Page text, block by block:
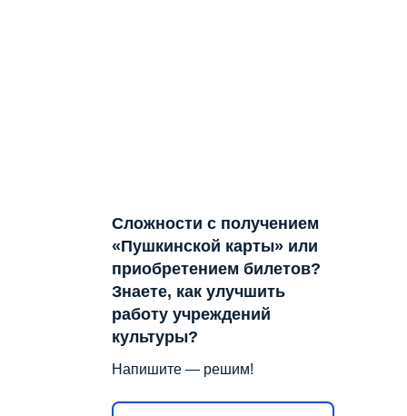
Сложности с получением
«Пушкинской карты» или
приобретением билетов?
Знаете, как улучшить
работу учреждений
культуры?
Напишите — решим!